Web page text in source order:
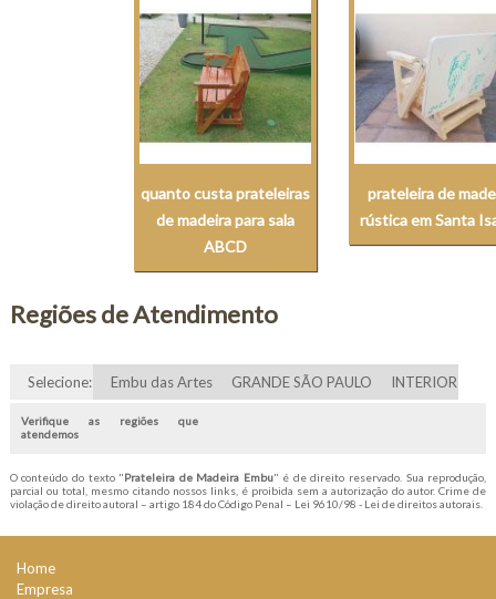
quanto custa prateleiras
de madeira para sala
ABCD
prateleira de
rústica em Santa
Regiões de Atendimento
Selecione: Embu das Artes GRANDE SÃO PAULO INTERIOR
Verifique as regiões que
atendemos
O conteúdo do texto "Prateleira de Madeira Embu" é de direito reservado. Sua reprodução,
parcial ou total, mesmo citando nossos links, é proibida sem a autorização do autor. Crime de
violação de direito autoral – artigo 184 do Código Penal – Lei 9610/98 - Lei de direitos autorais.
Home
Empresa